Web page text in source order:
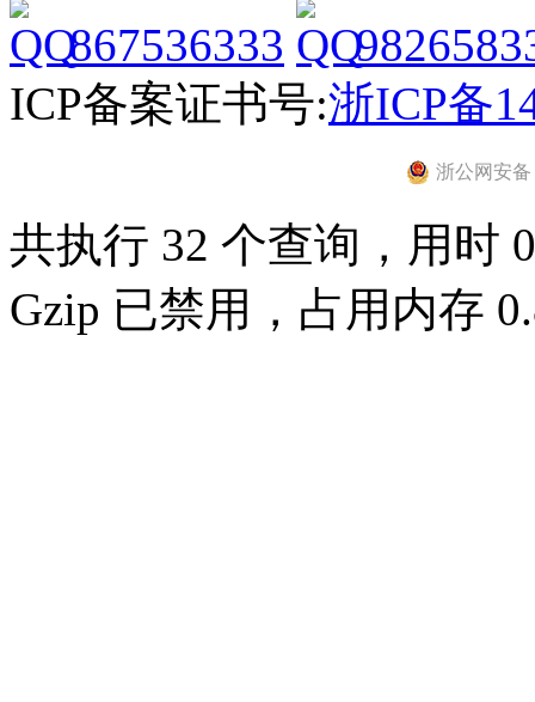
867536333
ICP备案证书号:浙ICP备
浙公网安备
共执行 32 个查询，用时
Gzip 已禁用，占用内存